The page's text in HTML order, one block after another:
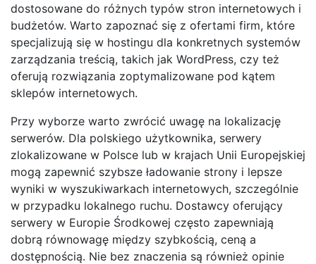
dostosowane do różnych typów stron internetowych i
budżetów. Warto zapoznać się z ofertami firm, które
specjalizują się w hostingu dla konkretnych systemów
zarządzania treścią, takich jak WordPress, czy też
oferują rozwiązania zoptymalizowane pod kątem
sklepów internetowych.
Przy wyborze warto zwrócić uwagę na lokalizację
serwerów. Dla polskiego użytkownika, serwery
zlokalizowane w Polsce lub w krajach Unii Europejskiej
mogą zapewnić szybsze ładowanie strony i lepsze
wyniki w wyszukiwarkach internetowych, szczególnie
w przypadku lokalnego ruchu. Dostawcy oferujący
serwery w Europie Środkowej często zapewniają
dobrą równowagę między szybkością, ceną a
dostępnością. Nie bez znaczenia są również opinie